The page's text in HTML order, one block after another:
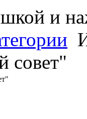
и
совет"